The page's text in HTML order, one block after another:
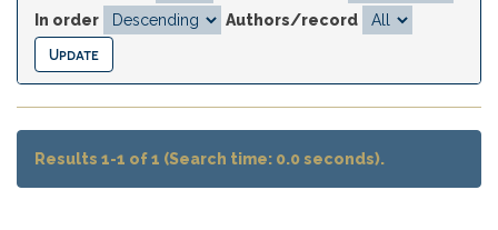
In order
Authors/record
Results 1-1 of 1 (Search time: 0.0 seconds).